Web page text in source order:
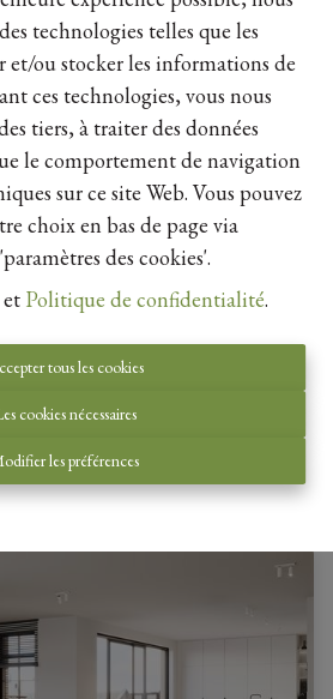
technologies telles que les
et/ou stocker les informations de
ces technologies, vous nous
tiers, à traiter des données
le comportement de navigation
sur ce site Web. Vous pouvez
choix en bas de page via
des cookies'.
et Politique de confidentialité.
tous les cookies
cookies nécessaires
les préférences